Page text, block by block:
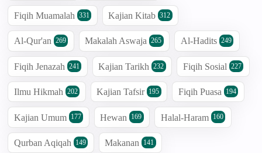
Fiqih Muamalah 331 Kajian Kitab 312
Al-Qur'an 269 Makalah Aswaja 265 Al-Hadits 249
Fiqih Jenazah 241 Kajian Tarikh 232 Fiqih Sosial 227
Ilmu Hikmah 202 Kajian Tafsir 195 Fiqih Puasa 194
Kajian Umum 177 Hewan 169 Halal-Haram 160
Qurban Aqiqah 149 Makanan 141